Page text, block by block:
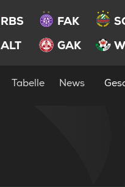
RBS FAK
ALT GAK
Tabelle News